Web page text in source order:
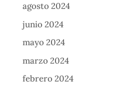
agosto 2024
junio 2024
mayo 2024
marzo 2024
febrero 2024